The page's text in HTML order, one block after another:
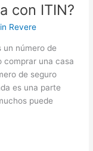
con ITIN?
Revere
un número de
comprar una casa
de seguro
es una parte
puede